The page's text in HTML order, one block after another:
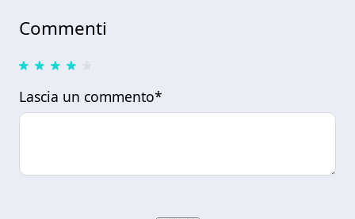
Commenti
Lascia un commento*